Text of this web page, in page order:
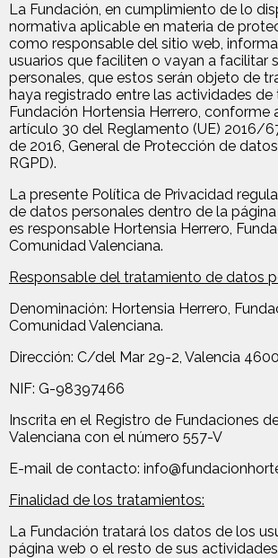
La Fundación, en cumplimiento de lo
normativa aplicable en materia de
como responsable del sitio web,
usuarios que faciliten o vayan a facilitar
personales, que estos serán objeto de
haya registrado entre las actividades
Fundación Hortensia Herrero, conforme
artículo 30 del Reglamento (UE) 2016/
de 2016, General de Protección de
RGPD).
La presente Política de Privacidad
de datos personales dentro de la
es responsable Hortensia Herrero,
Comunidad Valenciana.
Responsable del tratamiento de datos
Denominación: Hortensia Herrero,
Comunidad Valenciana.
Dirección: C/del Mar 29-2, Valencia
NIF: G-98397466
Inscrita en el Registro de Fundaciones
Valenciana con el número 557-V
E-mail de contacto:
Finalidad de los tratamientos:
La Fundación tratará los datos de los
página web o el resto de sus